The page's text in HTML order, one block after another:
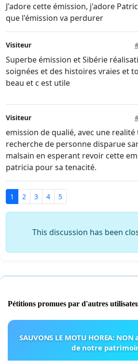
J'adore cette émission, j'adore
que l'émission va perdurer
Visiteur
Superbe émission et Sibérie
soignées et des histoires vraies et
beau et c est utile
Visiteur
emission de qualié, avec une
recherche de personne disparue
malsain en esperant revoir cette
patricia pour sa tenacité.
1 2 3 4 5
This discussion has been
Pétitions promues par d'autres
SAUVONS LE MOTU HOREA:
de notre